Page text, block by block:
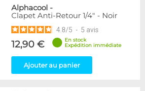
Alphacool -
Clapet Anti-Retour 1/4" - Noir
4.8/5 - 5 avis
12,90 €
En stock
Expédition immédiate
Ajouter au panier